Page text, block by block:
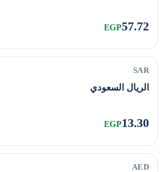
57.72
EGP
SAR
الريال السعودي
13.30
EGP
AED